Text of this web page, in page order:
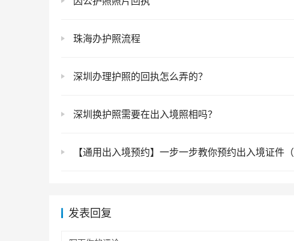
珠海办护照流程
深圳办理护照的回执怎么弄的？
深圳换护照需要在出入境照相吗？
【通用出入境预约】一步一步教你预约出入境证件（护照、往来港澳通行证、往来台湾通行证）一站式指南，请查收！
发表回复